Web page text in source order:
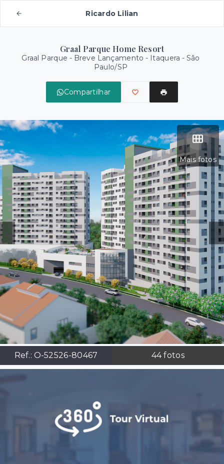
Ricardo Lilian
Graal Parque Home Resort
Graal Parque - Breve Lançamento - Itaquera - São
Paulo/SP
Compartilhar
Mais fotos
Ref.: O-52526-80467 44fotos